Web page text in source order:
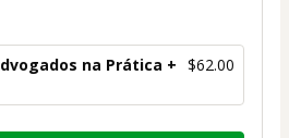
na Prática + $62.00